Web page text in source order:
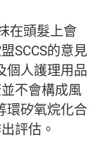
在頭髮上會
SCCS的意見
個人護理用品
不會構成風
環矽氧烷化合
評估。